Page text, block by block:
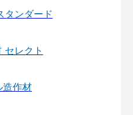
タンダード
セレクト
造作材